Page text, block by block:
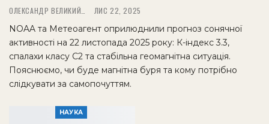
ЛИС 22, 2025
NOAA та Метеоагент оприлюднили прогноз сонячної
активності на 22 листопада 2025 року: К-індекс 3.3,
спалахи класу C2 та стабільна геомагнітна ситуація.
Пояснюємо, чи буде магнітна буря та кому потрібно
слідкувати за самопочуттям.
НАУКА